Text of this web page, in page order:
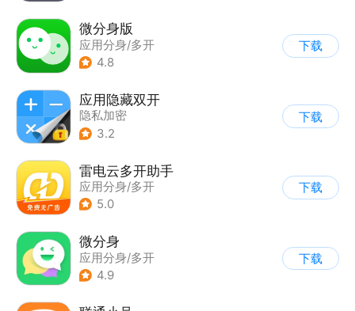
微分身版
应用分身/多开
4.8
下载
应用隐藏双开
隐私加密
| 应用分身/多开
3.2
下载
雷电云多开助手
应用分身/多开
5.0
下载
微分身
应用分身/多开
4.9
下载